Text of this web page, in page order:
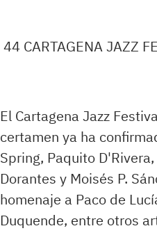
44 CARTAGENA JAZZ
El Cartagena Jazz
certamen ya ha
Spring, Paquito
Dorantes y Moisés P.
homenaje a Paco de
Duquende, entre otros